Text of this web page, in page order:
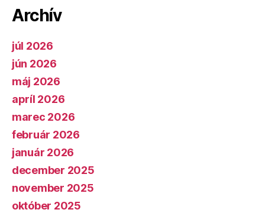
Archív
júl 2026
jún 2026
máj 2026
apríl 2026
marec 2026
február 2026
január 2026
december 2025
november 2025
október 2025